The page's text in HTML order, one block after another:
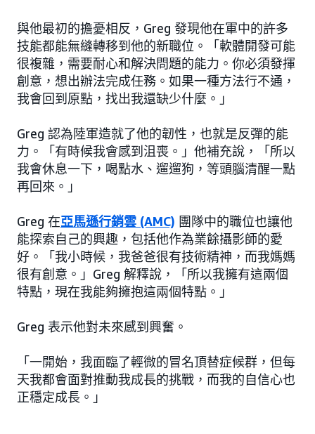
與他最初的擔憂相反，Greg 發現他在軍中的許多
技能都能無縫轉移到他的新職位。「軟體開發可能
很複雜，需要耐心和解決問題的能力。你必須發揮
創意，想出辦法完成任務。如果一種方法行不通，
我會回到原點，找出我還缺少什麼。」
Greg 認為陸軍造就了他的韌性，也就是反彈的能
力。「有時候我會感到沮喪。」他補充說，「所以
我會休息一下，喝點水、遛遛狗，等頭腦清醒一點
再回來。」
Greg 在亞馬遜行銷雲 (AMC) 團隊中的職位也讓他
能探索自己的興趣，包括他作為業餘攝影師的愛
好。「我小時候，我爸爸很有技術精神，而我媽媽
很有創意。」Greg 解釋說，「所以我擁有這兩個
特點，現在我能夠擁抱這兩個特點。」
Greg 表示他對未來感到興奮。
「一開始，我面臨了輕微的冒名頂替症候群，但每
天我都會面對推動我成長的挑戰，而我的自信心也
正穩定成長。」